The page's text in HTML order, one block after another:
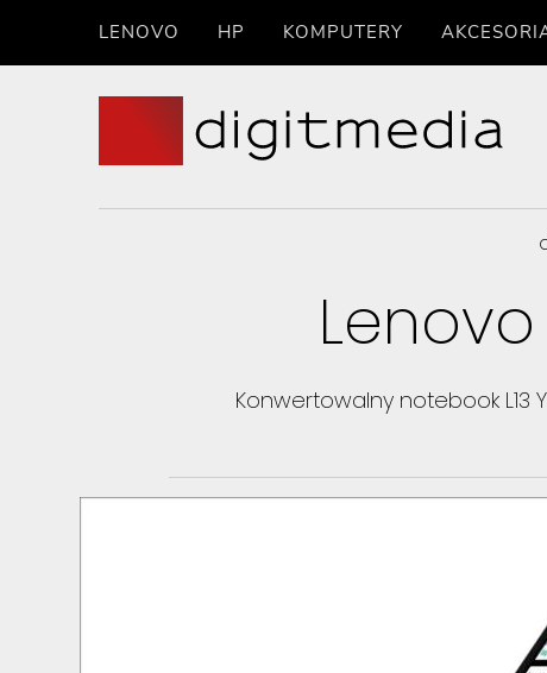
LENOVO HP KOMPUTERY
Konwertowalny notebook